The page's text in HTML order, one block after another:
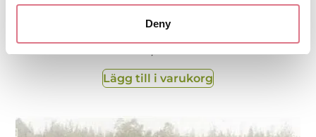
Deny
Retro2 60 Medelhav
Lägg till i varukorg